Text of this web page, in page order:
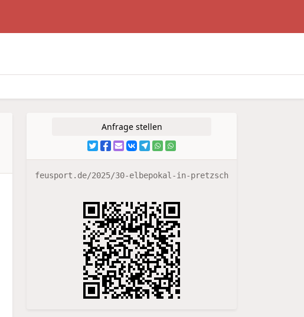
Anfrage stellen
feusport.de/2025/30-elbepokal-in-pretzsch